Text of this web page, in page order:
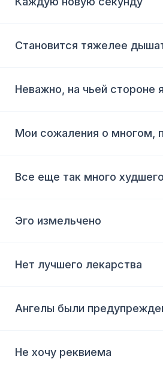
Становится тяжелее
Неважно, на чьей стороне
Мои сожаления о многом,
Все еще так много
Эго измельчено
Нет лучшего лекарства
Ангелы были
Не хочу реквиема